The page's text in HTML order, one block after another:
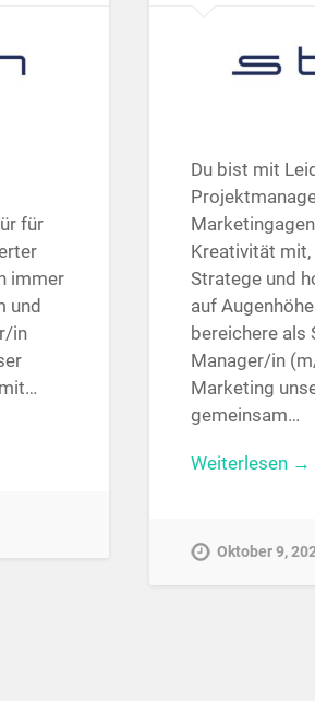
für
immer
und
in
Du bist mit
Kreativität
Stratege und
auf
bereichere als
Manager/in
Marketing
gemeinsam…
Weiterlesen →
Oktober 9,